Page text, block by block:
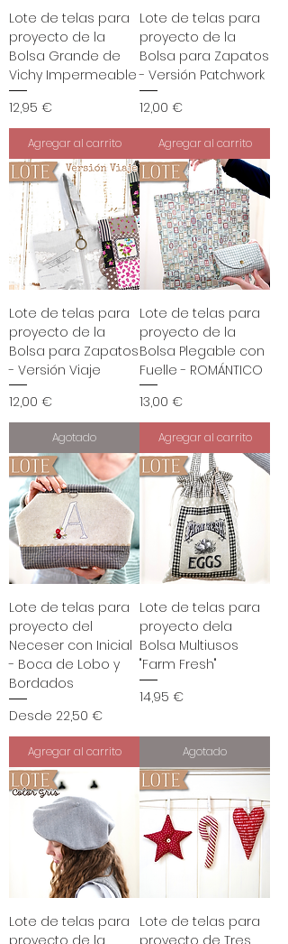
Lote de telas para
proyecto de la
Bolsa Grande de
Vichy Impermeable
Precio
12,95 €
Agregar al carrito
Lote de telas para
proyecto de la
Bolsa para Zapatos
- Versión Patchwork
Precio
12,00 €
Agregar al carrito
Lote de telas para
proyecto de la
Bolsa para Zapatos
- Versión Viaje
Precio
12,00 €
Agotado
Lote de telas para
proyecto de la
Bolsa Plegable con
Fuelle - ROMÁNTICO
Precio
13,00 €
Agregar al carrito
Lote de telas para
proyecto del
Neceser con Inicial
- Boca de Lobo y
Bordados
Desde 22,50 €
Precio de oferta
Agregar al carrito
Lote de telas para
proyecto dela
Bolsa Multiusos
"Farm Fresh"
Precio
14,95 €
Agotado
Lote de telas para
Lote de telas para